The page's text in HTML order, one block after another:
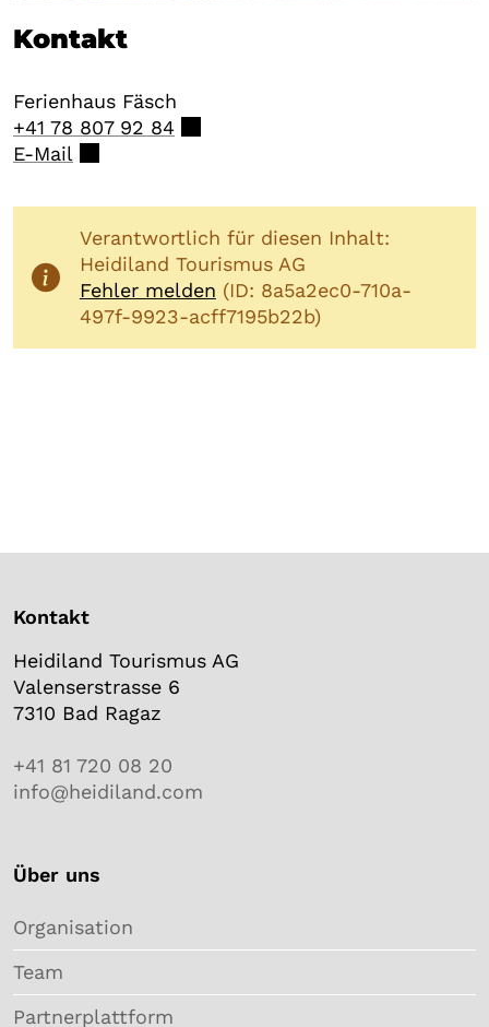
Kontakt
Ferienhaus Fäsch
+41 78 807 92 84
E-Mail
Verantwortlich für diesen Inhalt:
Heidiland Tourismus AG
Fehler melden (ID: 8a5a2ec0-710a-
497f-9923-acff7195b22b)
Kontakt
Heidiland Tourismus AG
Valenserstrasse 6
7310 Bad Ragaz
+41 81 720 08 20
info@heidiland.com
Über uns
Organisation
Team
Partnerplattform